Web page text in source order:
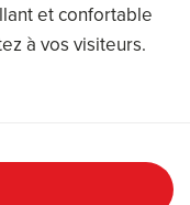
et confortable
à vos visiteurs.